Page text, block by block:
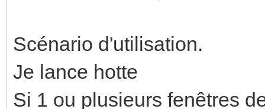
Scénario d'utilisation.
Je lance hotte
Si 1 ou plusieurs fenêtres